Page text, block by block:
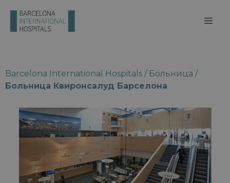
Barcelona International Hospitals / Больница /
Больница Квиронсалуд Барселона